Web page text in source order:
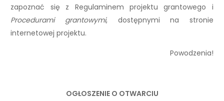
zapoznać się z Regulaminem projektu grantowego i
Procedurami grantowymi, dostępnymi na stronie
internetowej projektu.
Powodzenia!
OGŁOSZENIE O OTWARCIU